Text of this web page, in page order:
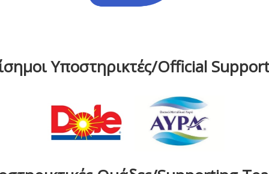
Υποστηρικτές/Official